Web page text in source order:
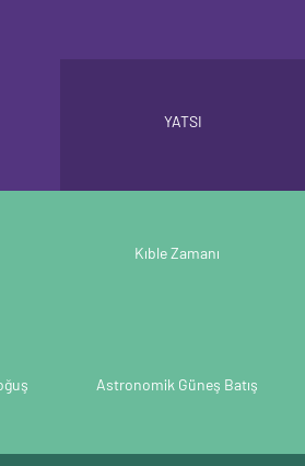
YATSI
Kıble Zamanı
Astronomik Güneş Batış